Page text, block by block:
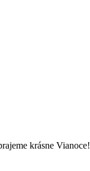
krásne Vianoce!